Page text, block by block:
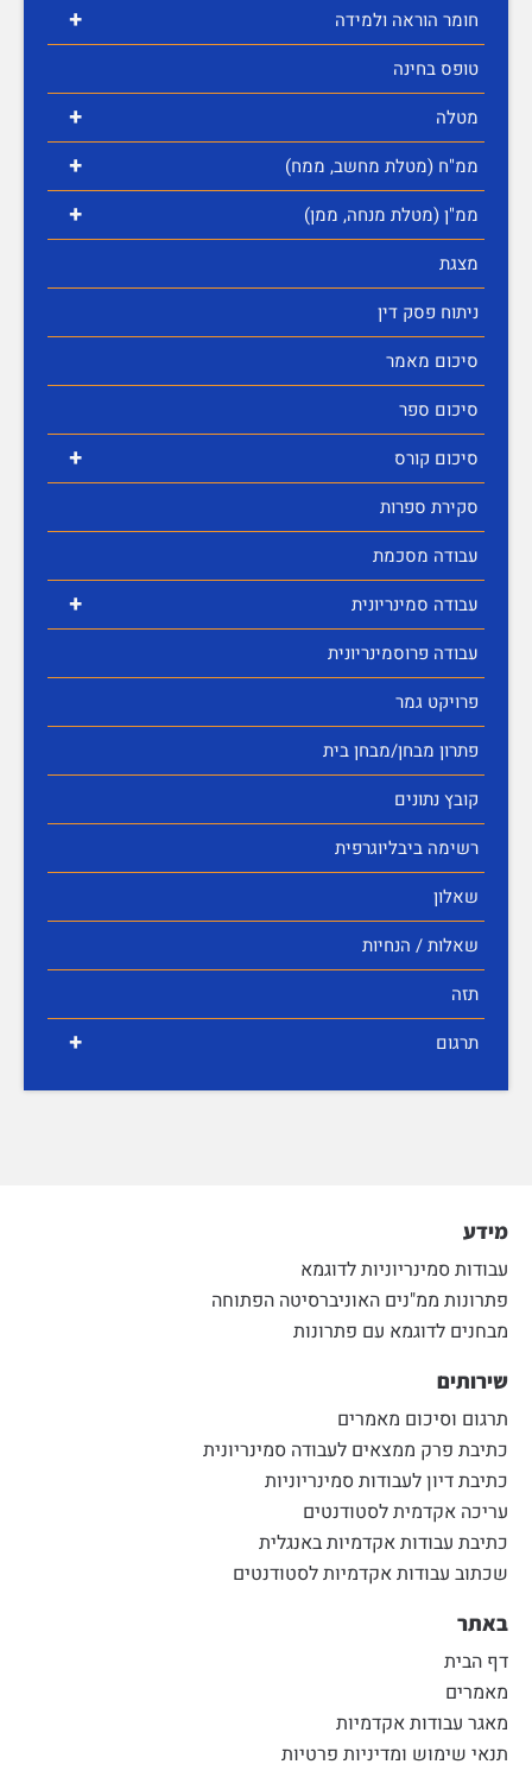
+
חומר הוראה ולמידה
טופס בחינה
+ מטלה
+ ממ"ח (מטלת מחשב, ממח)
+
ממ"ן (מטלת מנחה, ממן)
מצגת
ניתוח פסק דין
סיכום מאמר
סיכום ספר
+
סיכום קורס
סקירת ספרות
עבודה מסכמת
+
עבודה סמינריונית
עבודה פרוסמינריונית
פרויקט גמר
פתרון מבחן/מבחן בית
קובץ נתונים
רשימה ביבליוגרפית
שאלון
שאלות / הנחיות
תזה
+ תרגום
מידע
עבודות סמינריוניות לדוגמא
פתרונות ממ"נים האוניברסיטה הפתוחה
מבחנים לדוגמא עם פתרונות
שירותים
תרגום וסיכום מאמרים
כתיבת פרק ממצאים לעבודה סמינריונית
כתיבת דיון לעבודות סמינריוניות
עריכה אקדמית לסטודנטים
כתיבת עבודות אקדמיות באנגלית
שכתוב עבודות אקדמיות לסטודנטים
באתר
דף הבית
מאמרים
מאגר עבודות אקדמיות
תנאי שימוש ומדיניות פרטיות